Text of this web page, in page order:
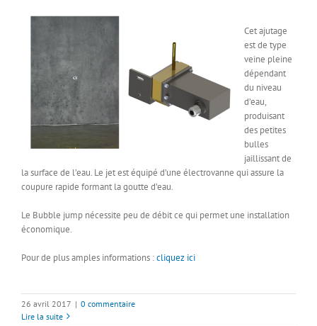
Cet ajutage
est de type
veine pleine
dépendant
du niveau
d’eau,
produisant
des petites
bulles
jaillissant de
la surface de l’eau. Le jet est équipé d’une électrovanne qui assure la
coupure rapide formant la goutte d’eau.
Le Bubble jump nécessite peu de débit ce qui permet une installation
économique.
Pour de plus amples informations :cliquez ici
26 avril 2017 | 0 commentaire
Lire la suite